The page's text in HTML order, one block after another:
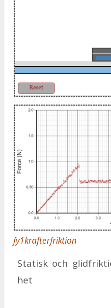
fy1krafterfriktion
Sta­tisk och
het